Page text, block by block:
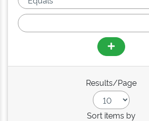
Results/Page
Sort items by